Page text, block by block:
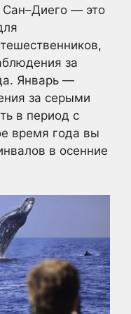
Сан–Диего — это
за
Январь —
за серыми
в период с
время года вы
в осенние